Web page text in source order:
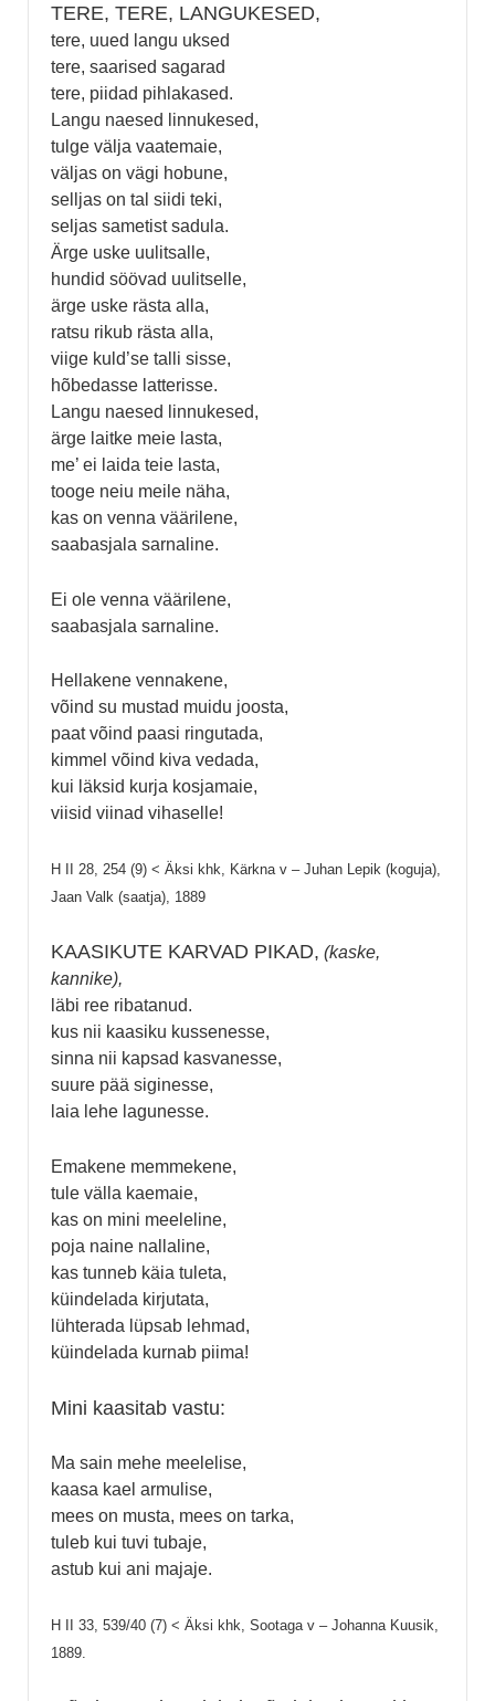
TERE, TERE, LANGUKESED,
tere, uued langu uksed
tere, saarised sagarad
tere, piidad pihlakased.
Langu naesed linnukesed,
tulge välja vaatemaie,
väljas on vägi hobune,
selljas on tal siidi teki,
seljas sametist sadula.
Ärge uske uulitsalle,
hundid söövad uulitselle,
ärge uske rästa alla,
ratsu rikub rästa alla,
viige kuld’se talli sisse,
hõbedasse latterisse.
Langu naesed linnukesed,
ärge laitke meie lasta,
me’ ei laida teie lasta,
tooge neiu meile näha,
kas on venna väärilene,
saabasjala sarnaline.
Ei ole venna väärilene,
saabasjala sarnaline.
Hellakene vennakene,
võind su mustad muidu joosta,
paat võind paasi ringutada,
kimmel võind kiva vedada,
kui läksid kurja kosjamaie,
viisid viinad vihaselle!
H II 28, 254 (9) < Äksi khk, Kärkna v – Juhan Lepik (koguja),
Jaan Valk (saatja), 1889
KAASIKUTE KARVAD PIKAD, (kaske,
kannike),
läbi ree ribatanud.
kus nii kaasiku kussenesse,
sinna nii kapsad kasvanesse,
suure pää siginesse,
laia lehe lagunesse.
Emakene memmekene,
tule välla kaemaie,
kas on mini meeleline,
poja naine nallaline,
kas tunneb käia tuleta,
küindelada kirjutata,
lühterada lüpsab lehmad,
küindelada kurnab piima!
Mini kaasitab vastu:
Ma sain mehe meelelise,
kaasa kael armulise,
mees on musta, mees on tarka,
tuleb kui tuvi tubaje,
astub kui ani majaje.
H II 33, 539/40 (7) < Äksi khk, Sootaga v – Johanna Kuusik,
1889.